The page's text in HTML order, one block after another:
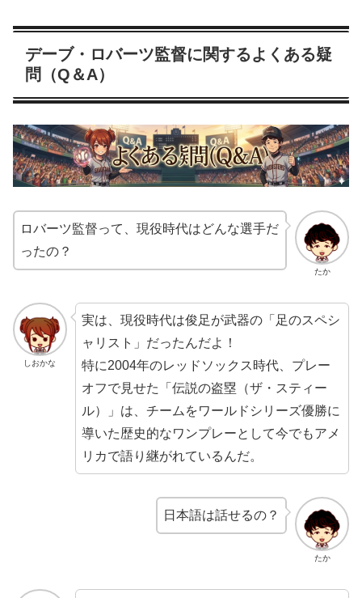
デーブ・ロバーツ監督に関するよくある疑
問（Q＆A）
たか
ロバーツ監督って、現役時代はどんな選手だ
ったの？
しおかな
実は、現役時代は俊足が武器の「足のスペシ
ャリスト」だったんだよ！
特に2004年のレッドソックス時代、プレー
オフで見せた「伝説の盗塁（ザ・スティー
ル）」は、チームをワールドシリーズ優勝に
導いた歴史的なワンプレーとして今でもアメ
リカで語り継がれているんだ。
たか
日本語は話せるの？